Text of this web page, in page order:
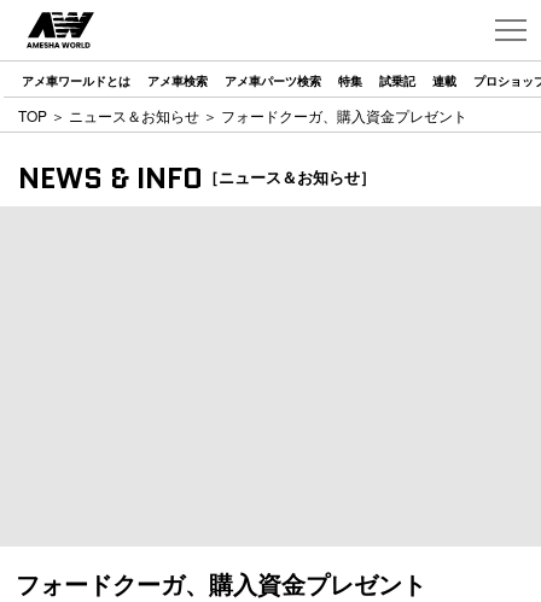
アメ車ワールドとは アメ車検索 アメ車パーツ検索 特集 試乗記 連載 プロショッ
TOP ＞ ニュース＆お知らせ ＞ フォードクーガ、購入資金プレゼント
NEWS & INFO ［ニュース＆お知らせ］
フォードクーガ、購入資金プレゼント